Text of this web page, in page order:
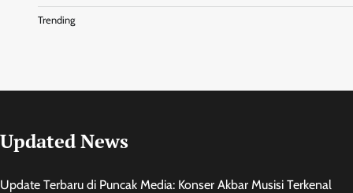
Trending
Updated News
Update Terbaru di Puncak Media: Konser Akbar Musisi Terkenal